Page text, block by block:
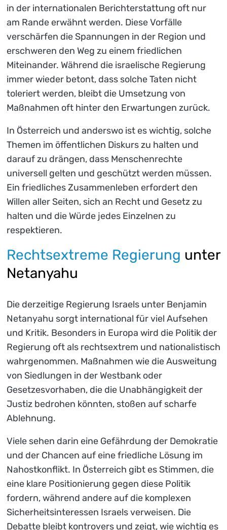
in der internationalen Berichterstattung oft nur
am Rande erwähnt werden. Diese Vorfälle
verschärfen die Spannungen in der Region und
erschweren den Weg zu einem friedlichen
Miteinander. Während die israelische Regierung
immer wieder betont, dass solche Taten nicht
toleriert werden, bleibt die Umsetzung von
Maßnahmen oft hinter den Erwartungen zurück.
In Österreich und anderswo ist es wichtig, solche
Themen im öffentlichen Diskurs zu halten und
darauf zu drängen, dass Menschenrechte
universell gelten und geschützt werden müssen.
Ein friedliches Zusammenleben erfordert den
Willen aller Seiten, sich an Recht und Gesetz zu
halten und die Würde jedes Einzelnen zu
respektieren.
Rechtsextreme Regierung unter
Netanyahu
Die derzeitige Regierung Israels unter Benjamin
Netanyahu sorgt international für viel Aufsehen
und Kritik. Besonders in Europa wird die Politik der
Regierung oft als rechtsextrem und nationalistisch
wahrgenommen. Maßnahmen wie die Ausweitung
von Siedlungen in der Westbank oder
Gesetzesvorhaben, die die Unabhängigkeit der
Justiz bedrohen könnten, stoßen auf scharfe
Ablehnung.
Viele sehen darin eine Gefährdung der Demokratie
und der Chancen auf eine friedliche Lösung im
Nahostkonflikt. In Österreich gibt es Stimmen, die
eine klare Positionierung gegen diese Politik
fordern, während andere auf die komplexen
Sicherheitsinteressen Israels verweisen. Die
Debatte bleibt kontrovers und zeigt, wie wichtig es